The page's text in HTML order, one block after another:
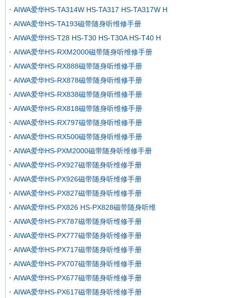
AIWA爱华HS-TA314W HS-TA317 HS-TA317W H
AIWA爱华HS-TA193磁带随身听维修手册
AIWA爱华HS-T28 HS-T30 HS-T30A HS-T40 H
AIWA爱华HS-RXM2000磁带随身听维修手册
AIWA爱华HS-RX888磁带随身听维修手册
AIWA爱华HS-RX878磁带随身听维修手册
AIWA爱华HS-RX838磁带随身听维修手册
AIWA爱华HS-RX818磁带随身听维修手册
AIWA爱华HS-RX797磁带随身听维修手册
AIWA爱华HS-RX500磁带随身听维修手册
AIWA爱华HS-PXM2000磁带随身听维修手册
AIWA爱华HS-PX927磁带随身听维修手册
AIWA爱华HS-PX926磁带随身听维修手册
AIWA爱华HS-PX827磁带随身听维修手册
AIWA爱华HS-PX826 HS-PX828磁带随身听维
AIWA爱华HS-PX787磁带随身听维修手册
AIWA爱华HS-PX777磁带随身听维修手册
AIWA爱华HS-PX717磁带随身听维修手册
AIWA爱华HS-PX707磁带随身听维修手册
AIWA爱华HS-PX677磁带随身听维修手册
AIWA爱华HS-PX617磁带随身听维修手册